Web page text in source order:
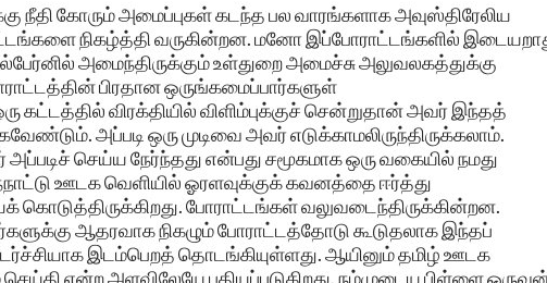
நீதி கோரும் அமைப்புகள் கடந்த பல வாரங்களாக அவுஸ்திரேலிய
நிகழ்த்தி வருகின்றன. மனோ இப்போராட்டங்களில்
அமைந்திருக்கும் உள்துறை அமைச்சு அலுவலகத்துக்கு
பிரதான ஒருங்கமைப்பார்களுள்
ஒரு கட்டத்தில் விரக்தியில் விளிம்புக்குச் சென்றுதான் அவர் இந்தத்
அப்படி ஒரு முடிவை அவர் எடுக்காமலிருந்திருக்கலாம்.
செய்ய நேர்ந்தது என்பது சமூகமாக ஒரு வகையில் நமது
ஊடக வெளியில் ஓரளவுக்குக் கவனத்தை ஈர்த்து
கொடுத்திருக்கிறது. போராட்டங்கள் வலுவடைந்திருக்கின்றன.
ஆதரவாக நிகழும் போராட்டத்தோடு கூடுதலாக இந்தப்
இடம்பெறத் தொடங்கியுள்ளது. ஆயினும் தமிழ் ஊடக
என்ற அளவிலேயே பதியப்படுகிறது. நம்முடைய பிள்ளை